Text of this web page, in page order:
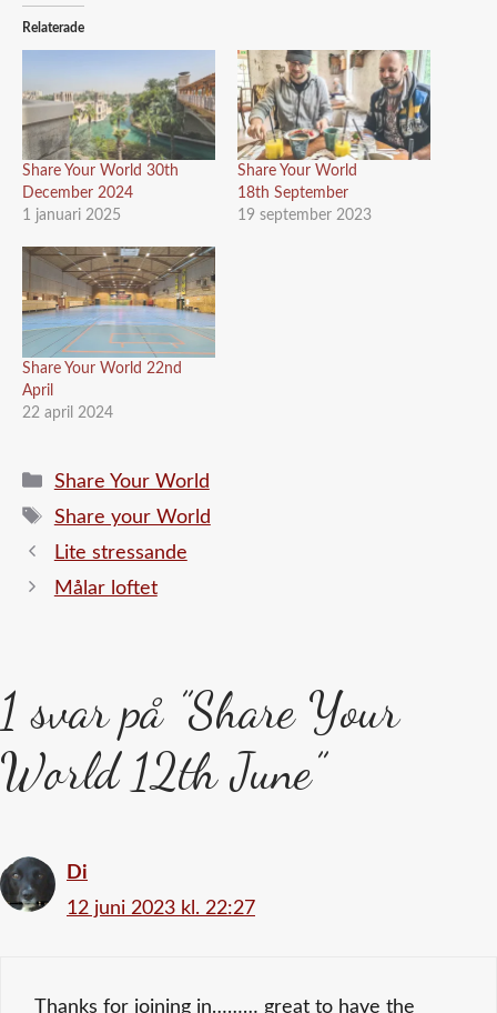
Relaterade
Share Your World 30th
December 2024
1 januari 2025
Share Your World
18th September
19 september 2023
Share Your World 22nd
April
22 april 2024
Kategorier
Share Your World
Etiketter
Share your World
Lite stressande
Målar loftet
1 svar på ”Share Your
World 12th June”
Di
12 juni 2023 kl. 22:27
Thanks for joining in……… great to have the